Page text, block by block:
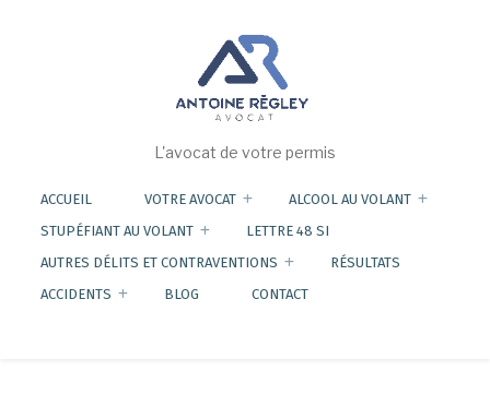
L'avocat de votre permis
ACCUEIL VOTRE AVOCAT
ALCOOL AU VOLANT
STUPÉFIANT AU VOLANT
LETTRE 48 SI
AUTRES DÉLITS ET CONTRAVENTIONS
RÉSULTATS
ACCIDENTS
BLOG CONTACT